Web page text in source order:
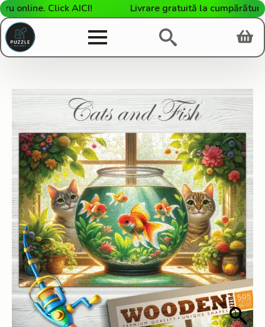
Click AICI! Livrare gratuită la cumpărături de